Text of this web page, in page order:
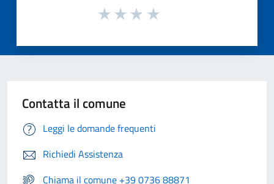
Contatta il comune
Leggi le domande frequenti
Richiedi Assistenza
Chiama il comune +39 0736 88871